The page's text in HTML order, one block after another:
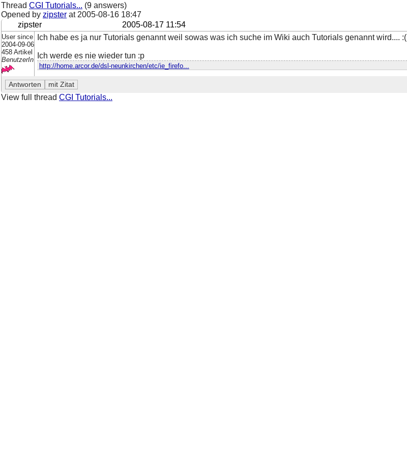
Thread CGI Tutorials... (9 answers)
Opened by zipster at 2005-08-16 18:47
zipster
2005-08-17 11:54
User since
2004-09-06
458 Artikel
BenutzerIn
Ich habe es ja nur Tutorials genannt weil sowas was ich suche im Wiki auch Tutorials genannt wird.... :(
Ich werde es nie wieder tun :p
http://home.arcor.de/dsl-neunkirchen/etc/ie_firefo...
View full thread CGI Tutorials...